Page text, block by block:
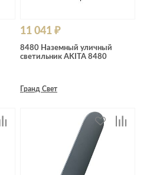
11 041 ₽
8480 Наземный уличный
светильник AKITA 8480
Гранд Свет